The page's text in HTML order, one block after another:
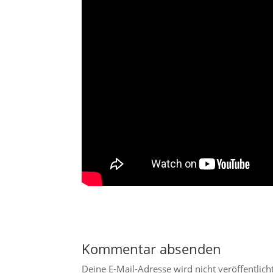
Kommentar absenden
Deine E-Mail-Adresse wird nicht